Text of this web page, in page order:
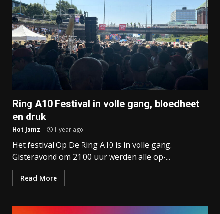
Ring A10 Festival in volle gang, bloedheet
en druk
Hot Jamz 1 year ago
Het festival Op De Ring A10 is in volle gang.
Gisteravond om 21:00 uur werden alle op-...
Read More